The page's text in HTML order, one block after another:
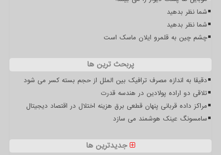
شما نظر بدهید
شما نظر بدهید
چشم چین به قلمرو ایلان ماسک است
پربحث ترین ها
دقیقا به اندازه مصرف ترافیک بین الملل از حجم بسته کسر می شود
تلاقی دو اراده پولادین در هندسه قدرت
مراکز داده قربانی پنهان قطعی برق هزینه اختلال در اقتصاد دیجیتال
سامسونگ عینک هوشمند می سازد
جدیدترین ها